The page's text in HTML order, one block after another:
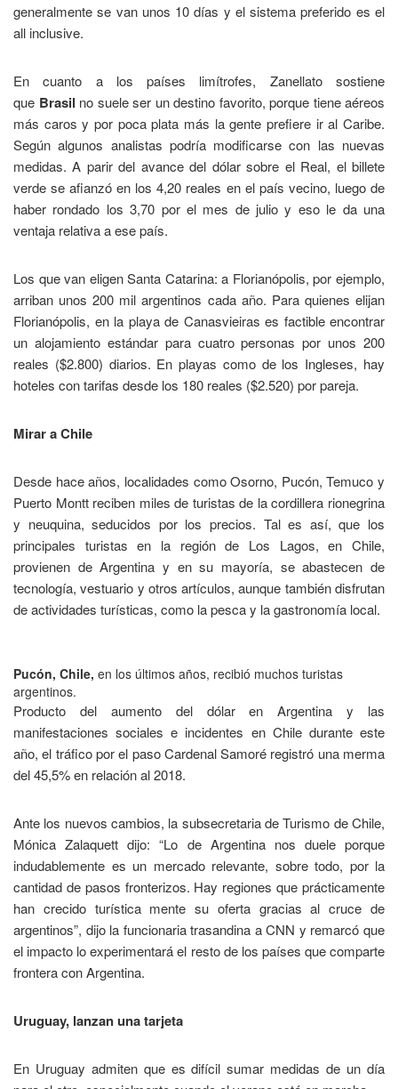
generalmente se van unos 10 días y el sistema preferido es el
all inclusive.
En cuanto a los países limítrofes, Zanellato sostiene
que Brasil no suele ser un destino favorito, porque tiene aéreos
más caros y por poca plata más la gente prefiere ir al Caribe.
Según algunos analistas podría modificarse con las nuevas
medidas. A parir del avance del dólar sobre el Real, el billete
verde se afianzó en los 4,20 reales en el país vecino, luego de
haber rondado los 3,70 por el mes de julio y eso le da una
ventaja relativa a ese país.
Los que van eligen Santa Catarina: a Florianópolis, por ejemplo,
arriban unos 200 mil argentinos cada año. Para quienes elijan
Florianópolis, en la playa de Canasvieiras es factible encontrar
un alojamiento estándar para cuatro personas por unos 200
reales ($2.800) diarios. En playas como de los Ingleses, hay
hoteles con tarifas desde los 180 reales ($2.520) por pareja.
Mirar a Chile
Desde hace años, localidades como Osorno, Pucón, Temuco y
Puerto Montt reciben miles de turistas de la cordillera rionegrina
y neuquina, seducidos por los precios. Tal es así, que los
principales turistas en la región de Los Lagos, en Chile,
provienen de Argentina y en su mayoría, se abastecen de
tecnología, vestuario y otros artículos, aunque también disfrutan
de actividades turísticas, como la pesca y la gastronomía local.
Pucón, Chile, en los últimos años, recibió muchos turistas
argentinos.
Producto del aumento del dólar en Argentina y las
manifestaciones sociales e incidentes en Chile durante este
año, el tráfico por el paso Cardenal Samoré registró una merma
del 45,5% en relación al 2018.
Ante los nuevos cambios, la subsecretaria de Turismo de Chile,
Mónica Zalaquett dijo: “Lo de Argentina nos duele porque
indudablemente es un mercado relevante, sobre todo, por la
cantidad de pasos fronterizos. Hay regiones que prácticamente
han crecido turística mente su oferta gracias al cruce de
argentinos”, dijo la funcionaria trasandina a CNN y remarcó que
el impacto lo experimentará el resto de los países que comparte
frontera con Argentina.
Uruguay, lanzan una tarjeta
En Uruguay admiten que es difícil sumar medidas de un día